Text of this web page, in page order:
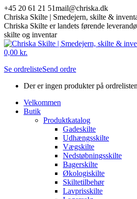
Skip
to
content
+45 20 61 21 51mail@chriska.dk
Chriska Skilte | Smedejern, skilte &
Chriska Skilte er landets førende
skilte og inventar
Mail
opens
new
Facebook
opens
new
0,00 kr.
Se ordrelisteSend ordre
Der er ingen produkter på
Velkommen
Butik
Produktkatalog
Gadeskilte
Udhængsskilte
Vægskilte
Nedstøbningsskilte
Bagerskilte
Økologiskilte
Skiltetilbehør
Lavprisskilte